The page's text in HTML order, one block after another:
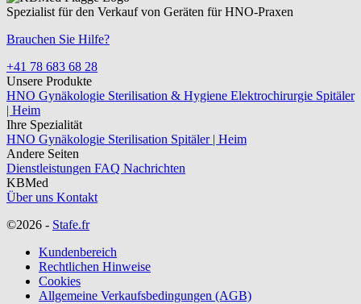
Spezialist für den Verkauf von Geräten für HNO-Praxen
Brauchen Sie Hilfe?
+41 78 683 68 28
Unsere Produkte
HNO Gynäkologie Sterilisation & Hygiene Elektrochirurgie Spitäler
| Heim
Ihre Spezialität
HNO Gynäkologie Sterilisation Spitäler | Heim
Andere Seiten
Dienstleistungen FAQ Nachrichten
KBMed
Über uns Kontakt
©2026 - Stafe.fr
Kundenbereich
Rechtlichen Hinweise
Cookies
Allgemeine Verkaufsbedingungen (AGB)